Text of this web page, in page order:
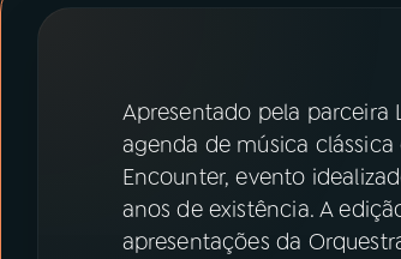
ACOMPANHE A RÁDIO MEC
YouTube Facebook
Apresentado pela parceira
agenda de música
Encounter, evento
anos de existência. A
apresentações da